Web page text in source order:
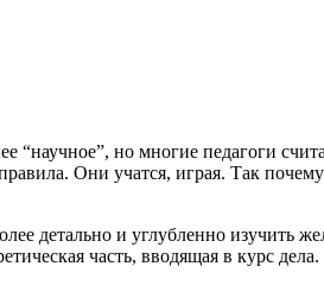
“научное”, но многие педагоги
Они учатся, играя. Так почему
детально и углубленно изучить
часть, вводящая в курс